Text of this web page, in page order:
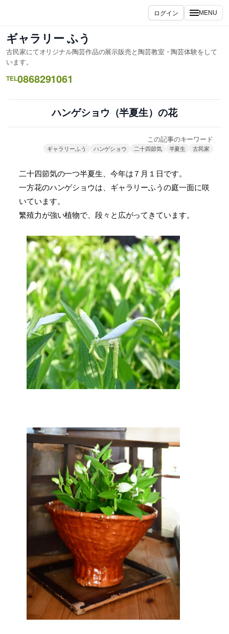
ス
キ
ッ
プ
ログイン MENU
ギャラリー ふう
古民家にてオリジナル陶芸作品の展示販売と陶芸教室・陶芸体験をして
います。
TEL0868291061
ハンゲショウ（半夏生）の花
この記事のキーワード
ギャラリーふう ハンゲショウ 二十四節気 半夏生 古民家
二十四節気の一つ半夏生、今年は７月１日です。
一方花のハンゲショウは、ギャラリーふうの庭一面に咲
いています。
繁殖力が強い植物で、段々と広がってきています。